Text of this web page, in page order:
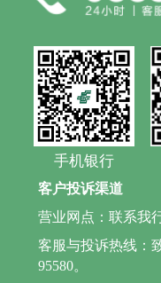
手机银行
客户投诉渠道
营业网点：联系我
客服与投诉热线：
95580。